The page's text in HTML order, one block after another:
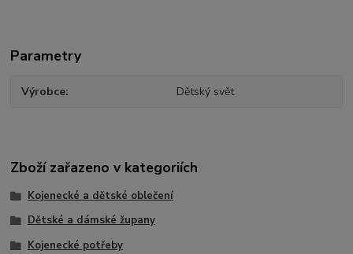
Parametry
Výrobce Dětský svět
Zboží zařazeno v kategoriích
Kojenecké a dětské oblečení
Dětské a dámské župany
Kojenecké potřeby